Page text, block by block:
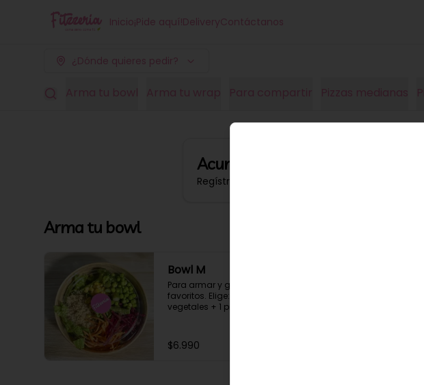
Inicio¡Pide aquí!DeliveryContáctanos
¿Dónde quieres pedir?
Arma tu bowl Arma tu wrap Para compartir Pizzas medianas
Acumula
Regístrate, gana puntos con tus compras y
Arma tu bowl
Bowl M
Para armar y gozar tus sabores
favoritos. Elige: 1 Base + 4
vegetales + 1 proteína +1
$6.990